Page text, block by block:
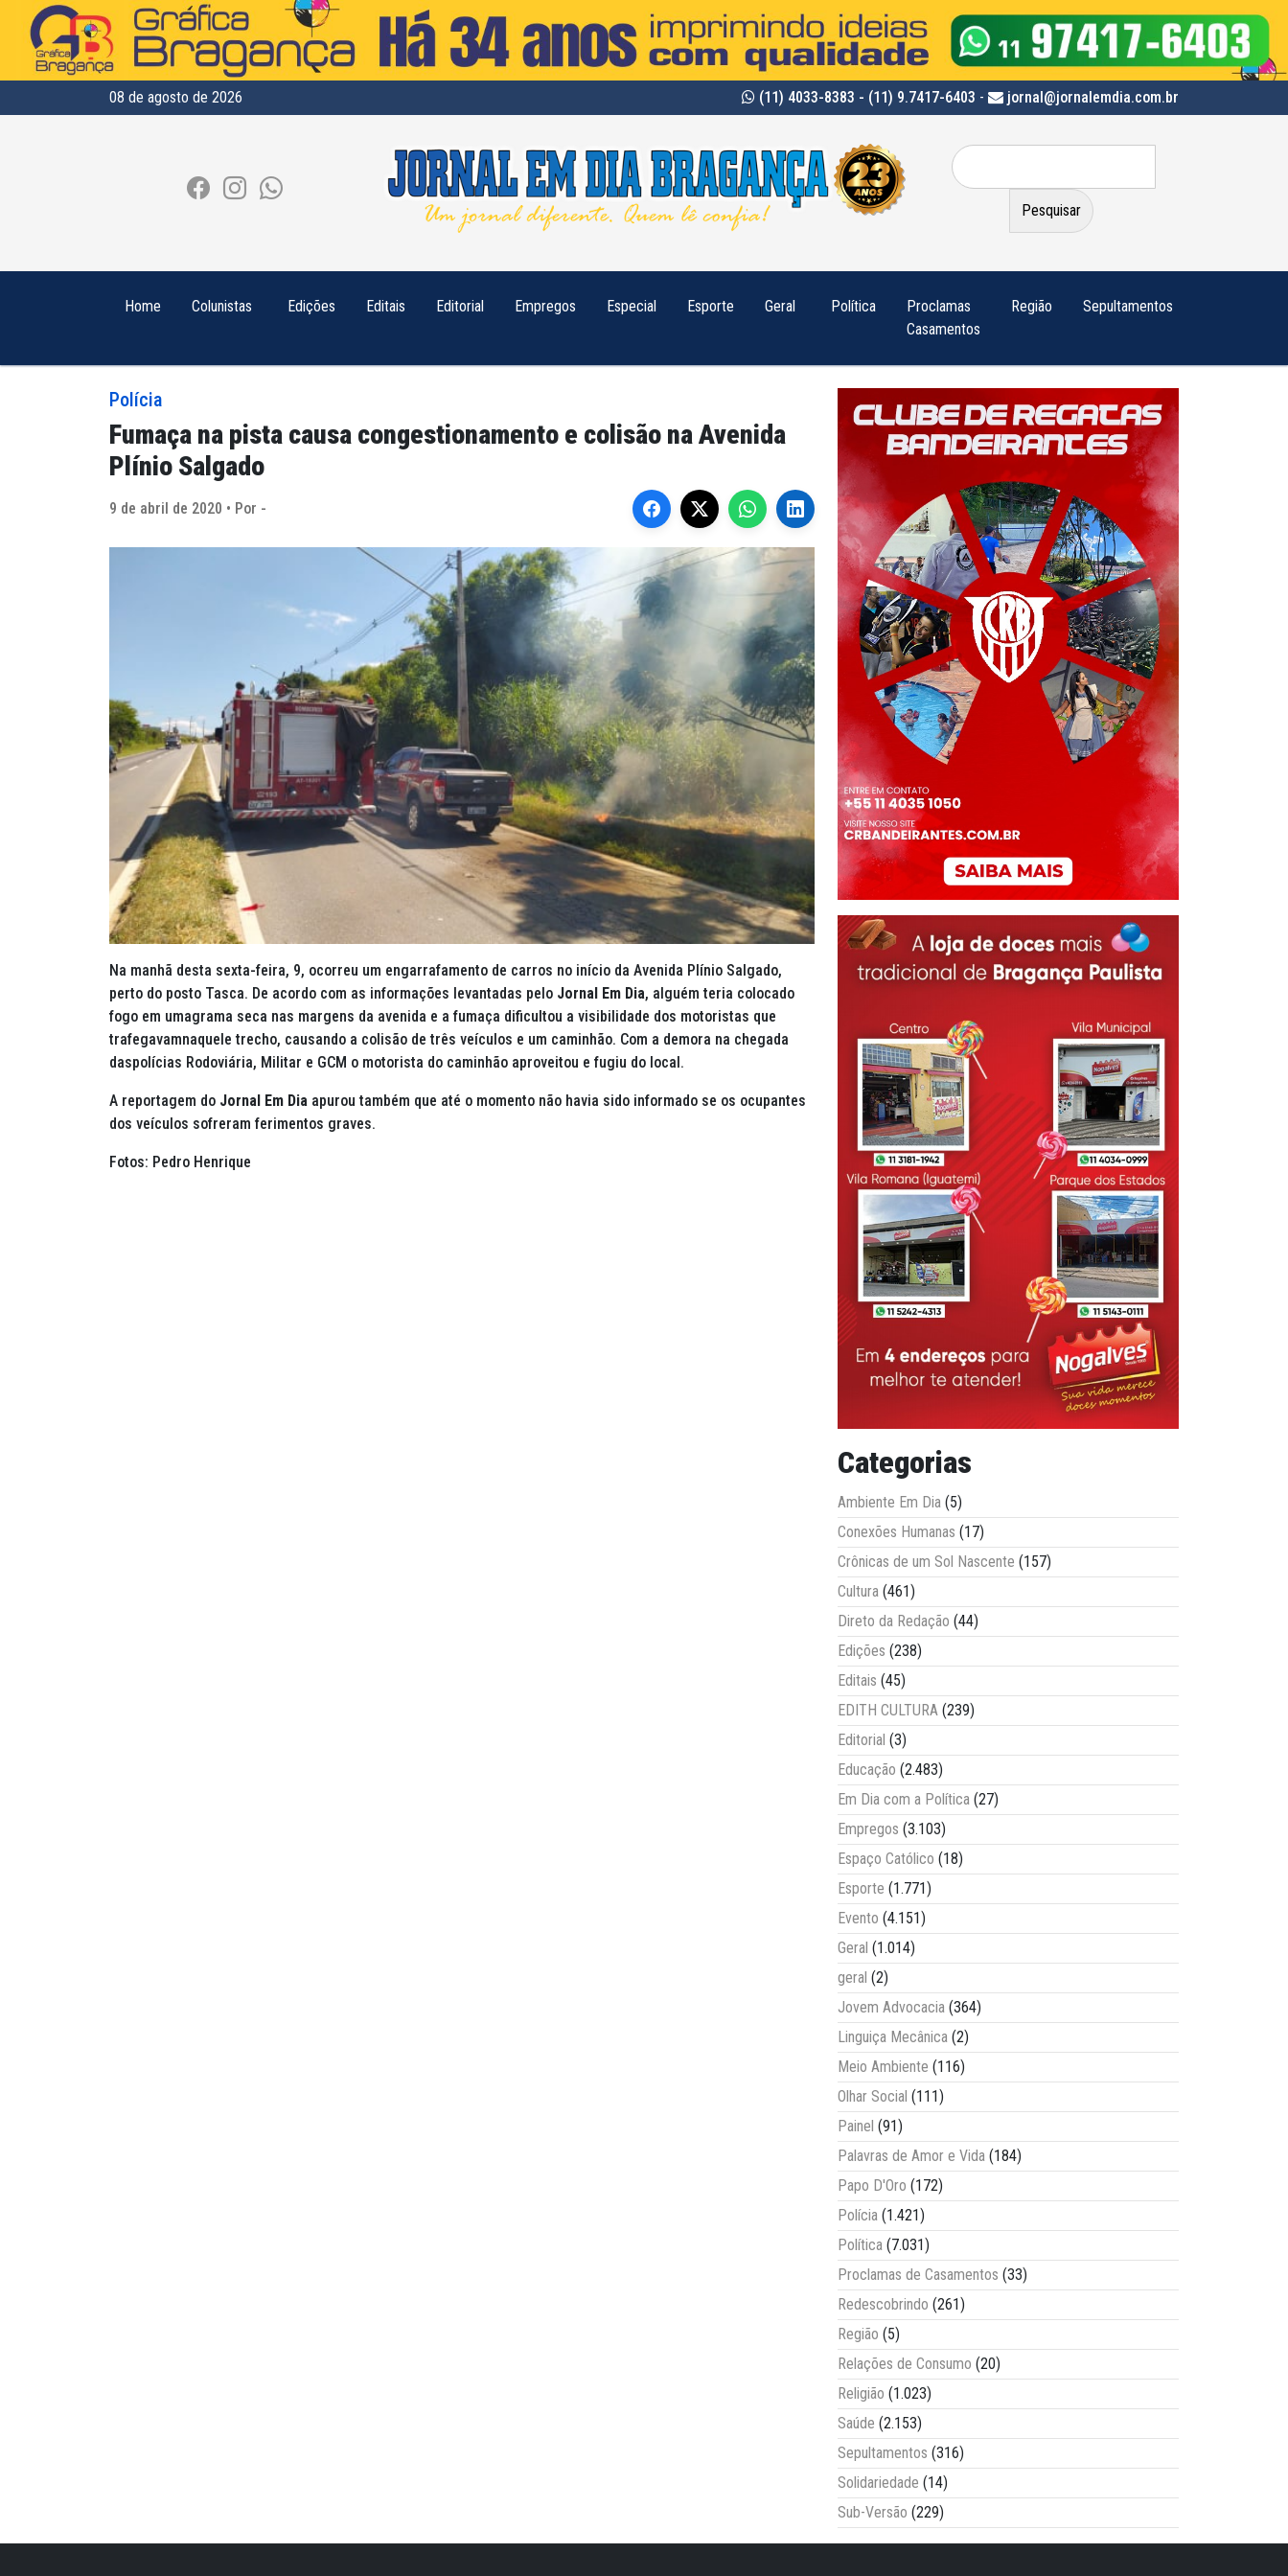
08 de agosto de 2026 (11) 4033-8383 - (11) 9.7417-6403 - jornal@jornalemdia.com.br
Pesquisar
por:
Home Colunistas Edições Editais Editorial Empregos Especial Esporte Geral Política
Proclamas
Casamentos
Região Sepultamentos
Polícia
Fumaça na pista causa congestionamento e colisão na Avenida
Plínio Salgado
9 de abril de 2020 • Por -
Na manhã desta sexta-feira, 9, ocorreu um engarrafamento de carros no início da Avenida Plínio Salgado,
perto do posto Tasca. De acordo com as informações levantadas pelo Jornal Em Dia, alguém teria colocado
fogo em umagrama seca nas margens da avenida e a fumaça dificultou a visibilidade dos motoristas que
trafegavamnaquele trecho, causando a colisão de três veículos e um caminhão. Com a demora na chegada
daspolícias Rodoviária, Militar e GCM o motorista do caminhão aproveitou e fugiu do local.
A reportagem do Jornal Em Dia apurou também que até o momento não havia sido informado se os ocupantes
dos veículos sofreram ferimentos graves.
Fotos: Pedro Henrique
Categorias
Ambiente Em Dia (5)
Conexões Humanas (17)
Crônicas de um Sol Nascente (157)
Cultura (461)
Direto da Redação (44)
Edições (238)
Editais (45)
EDITH CULTURA (239)
Editorial (3)
Educação (2.483)
Em Dia com a Política (27)
Empregos (3.103)
Espaço Católico (18)
Esporte (1.771)
Evento (4.151)
Geral (1.014)
geral (2)
Jovem Advocacia (364)
Linguiça Mecânica (2)
Meio Ambiente (116)
Olhar Social (111)
Painel (91)
Palavras de Amor e Vida (184)
Papo D'Oro (172)
Polícia (1.421)
Política (7.031)
Proclamas de Casamentos (33)
Redescobrindo (261)
Região (5)
Relações de Consumo (20)
Religião (1.023)
Saúde (2.153)
Sepultamentos (316)
Solidariedade (14)
Sub-Versão (229)